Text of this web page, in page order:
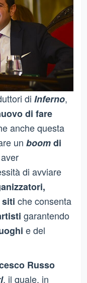
di Inferno,
di fare
anche questa
un boomdi
di avviare
che consenta
garantendo
e del
Russo
, il quale, in